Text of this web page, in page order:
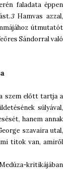
faladata éppen
3Hamvas azzal,
útmutatót
Sándorral való
szem előtt tartja a
súlyával,
hanem annak
szavaira utal,
titok van, amiről
kritikájában